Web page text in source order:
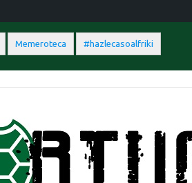
Memeroteca #hazlecasoalfriki